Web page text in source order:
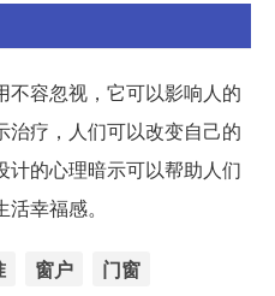
不容忽视，它可以影响人的
治疗，人们可以改变自己的
计的心理暗示可以帮助人们
幸福感。
窗户 门窗